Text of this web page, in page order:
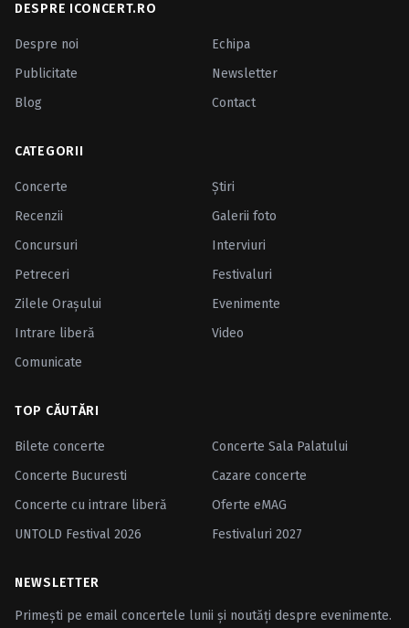
DESPRE ICONCERT.RO
Despre noi
Echipa
Publicitate
Newsletter
Blog
Contact
CATEGORII
Concerte
Ştiri
Recenzii
Galerii foto
Concursuri
Interviuri
Petreceri
Festivaluri
Zilele Oraşului
Evenimente
Intrare liberă
Video
Comunicate
TOP CĂUTĂRI
Bilete concerte
Concerte Sala Palatului
Concerte Bucuresti
Cazare concerte
Concerte cu intrare liberă
Oferte eMAG
UNTOLD Festival 2026
Festivaluri 2027
NEWSLETTER
Primești pe email concertele lunii și noutăți despre evenimente.